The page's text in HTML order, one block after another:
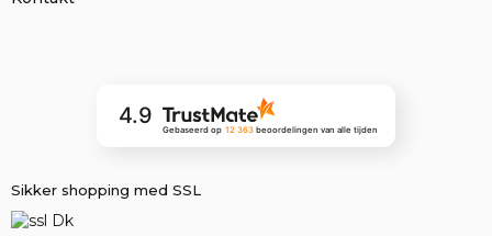
4.9
Gebaseerd op 12 363 beoordelingenvan alle tijden
Sikker shopping med SSL